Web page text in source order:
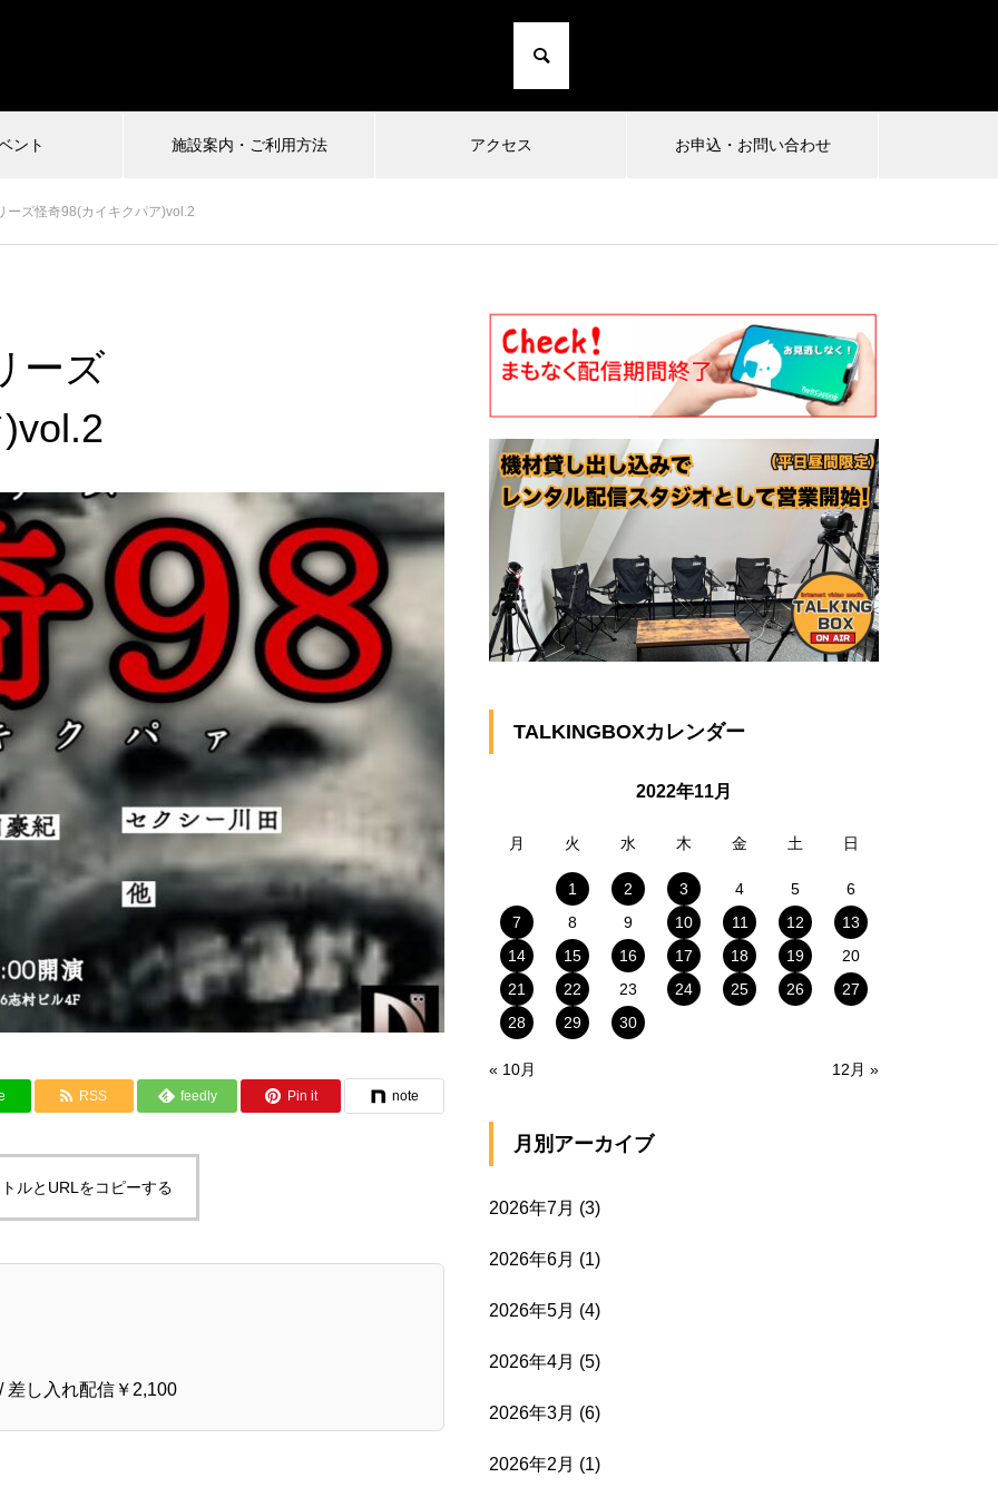
ント 施設案内・ご利用方法 アクセス お申込・お問い合わせ
VS珍アニメ ヘンテコ対決
馬王〜酒と馬と鮨と女〜vol.21
2024.10.01
小日向由衣の七転び八起き 20〜た
にこひ家〜
まもなく配信終了
ーズ怪奇98(カイキクパア)vol.2
ーズ
RSS feedly Pin it note
ルとURLをコピーする
差し入れ配信￥2,100
TALKINGBOXカレンダー
2022年11月
月 火 水 木 金 土 日
1 2 3 4 5
6
7
8 9 10 11 12
13
14
15 16 17 18 19
20
21
22 23 24 25 26
27
28
29 30
« 10月 12月 »
月別アーカイブ
2026年7月 (3)
2026年6月 (1)
2026年5月 (4)
2026年4月 (5)
2026年3月 (6)
2026年2月 (1)